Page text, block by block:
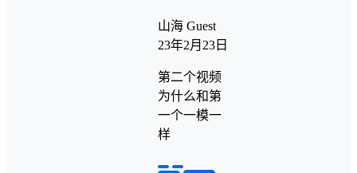
山海 Guest
23年2月23日
第二个视频
为什么和第
一个一模一
样